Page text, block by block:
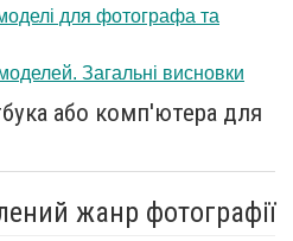
для фотографа та
Загальні висновки
або комп'ютера для
жанр фотографії